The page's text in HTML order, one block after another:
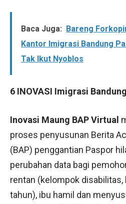
Baca Juga:
Bareng
Kantor Imigrasi Bandung
Tak Ikut Nyoblos
6 INOVASI Imigrasi
Inovasi Maung BAP Virtual
proses penyusunan Berita
(BAP) penggantian Paspor
perubahan data bagi
rentan (kelompok disabilitas,
tahun), ibu hamil dan